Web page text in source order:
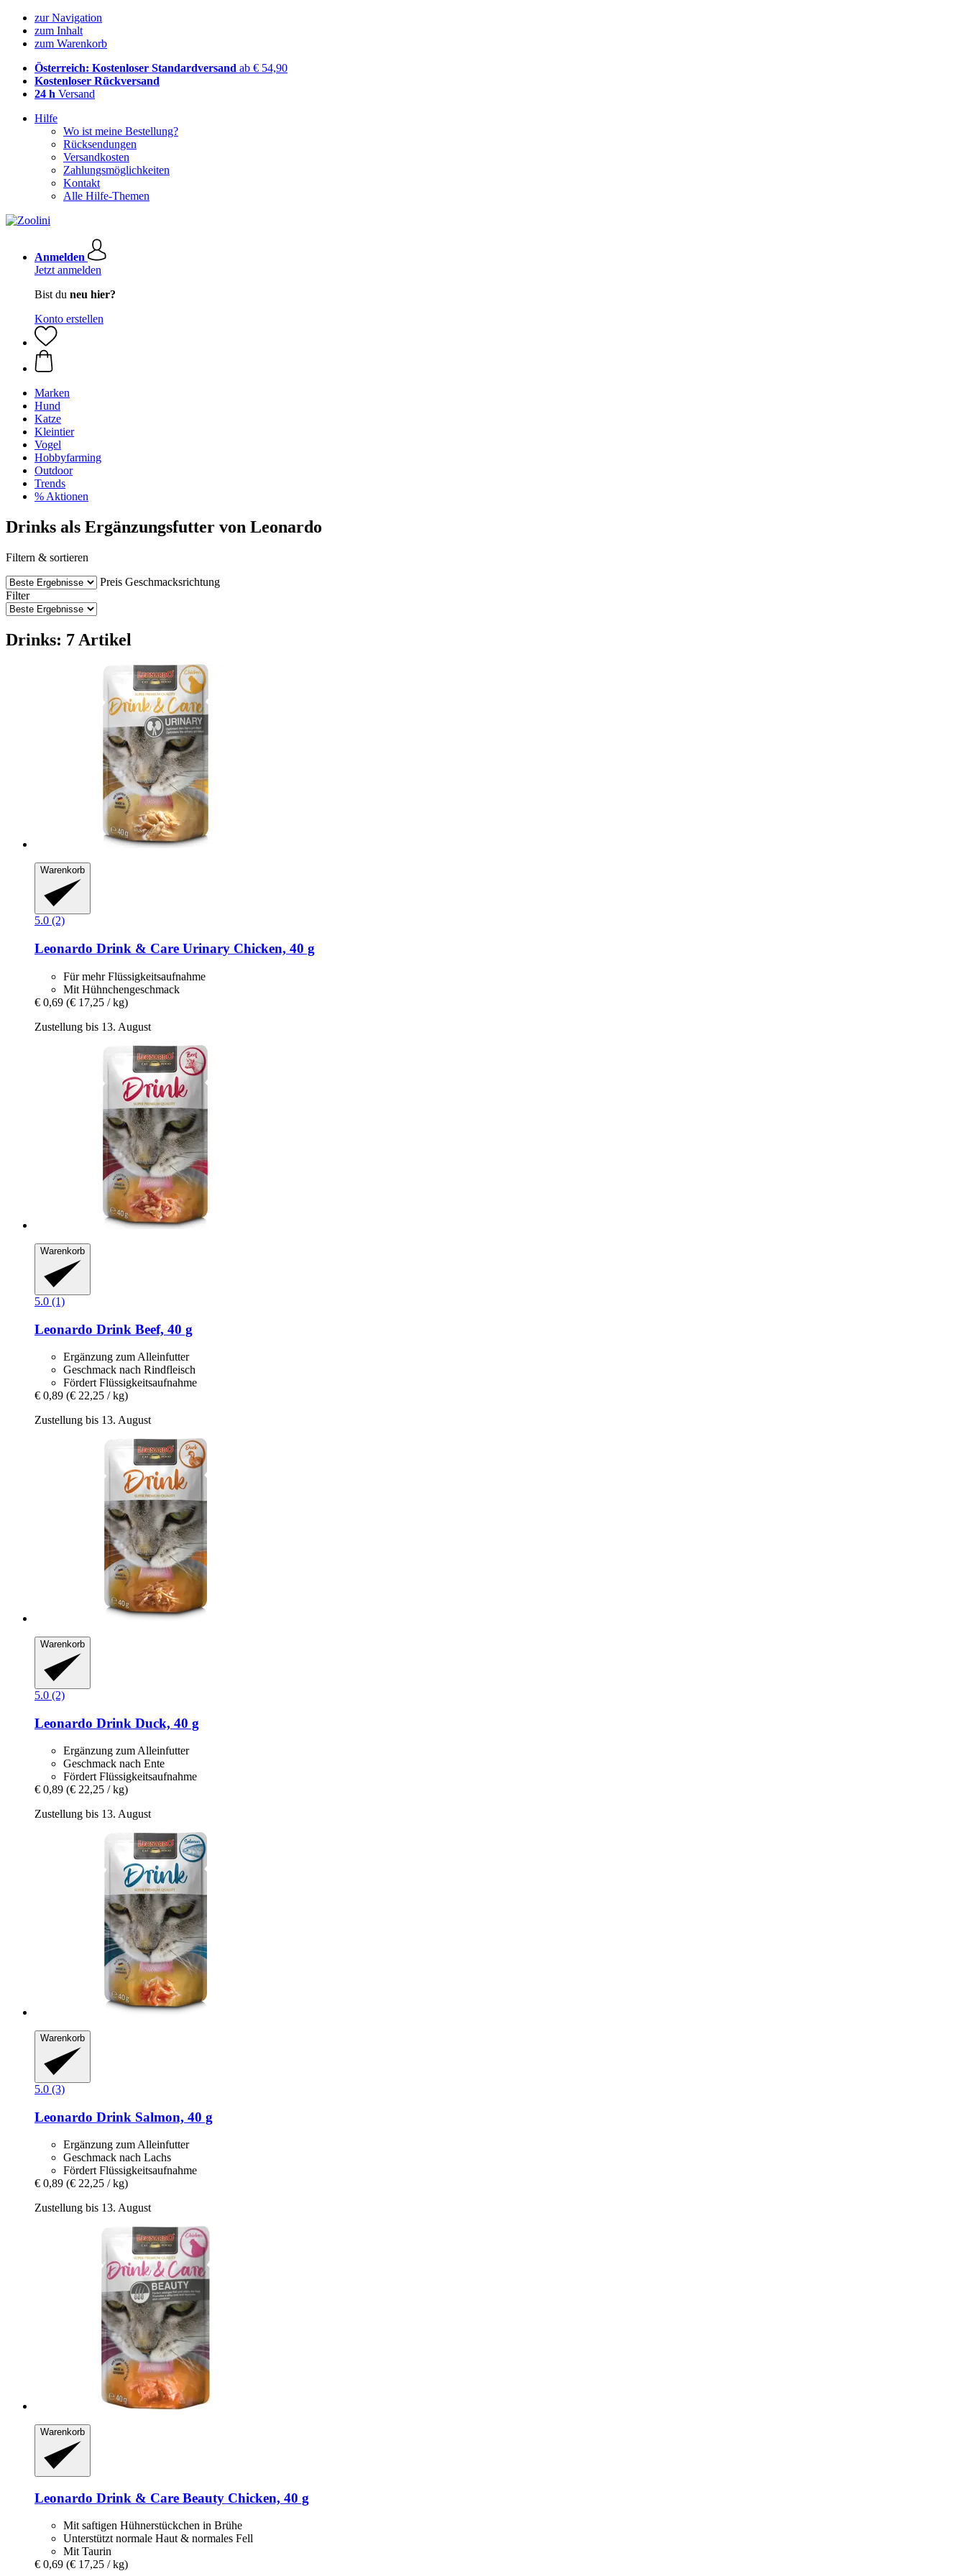
zur Navigation
zum Inhalt
zum Warenkorb
Österreich: Kostenloser Standardversand ab € 54,90
Kostenloser Rückversand
24 h Versand
Hilfe
Wo ist meine Bestellung?
Rücksendungen
Versandkosten
Zahlungsmöglichkeiten
Kontakt
Alle Hilfe-Themen
Anmelden
Jetzt anmelden
Bist du neu hier?
Konto erstellen
Marken
Hund
Katze
Kleintier
Vogel
Hobbyfarming
Outdoor
Trends
% Aktionen
Drinks als Ergänzungsfutter von Leonardo
Filtern & sortieren
Preis Geschmacksrichtung
Filter
Drinks: 7 Artikel
Warenkorb
5.0 (2)
Leonardo Drink & Care Urinary Chicken, 40 g
Für mehr Flüssigkeitsaufnahme
Mit Hühnchengeschmack
€ 0,69 (€ 17,25 / kg)
Zustellung bis 13. August
Warenkorb
5.0 (1)
Leonardo Drink Beef, 40 g
Ergänzung zum Alleinfutter
Geschmack nach Rindfleisch
Fördert Flüssigkeitsaufnahme
€ 0,89 (€ 22,25 / kg)
Zustellung bis 13. August
Warenkorb
5.0 (2)
Leonardo Drink Duck, 40 g
Ergänzung zum Alleinfutter
Geschmack nach Ente
Fördert Flüssigkeitsaufnahme
€ 0,89 (€ 22,25 / kg)
Zustellung bis 13. August
Warenkorb
5.0 (3)
Leonardo Drink Salmon, 40 g
Ergänzung zum Alleinfutter
Geschmack nach Lachs
Fördert Flüssigkeitsaufnahme
€ 0,89 (€ 22,25 / kg)
Zustellung bis 13. August
Warenkorb
Leonardo Drink & Care Beauty Chicken, 40 g
Mit saftigen Hühnerstückchen in Brühe
Unterstützt normale Haut & normales Fell
Mit Taurin
€ 0,69 (€ 17,25 / kg)